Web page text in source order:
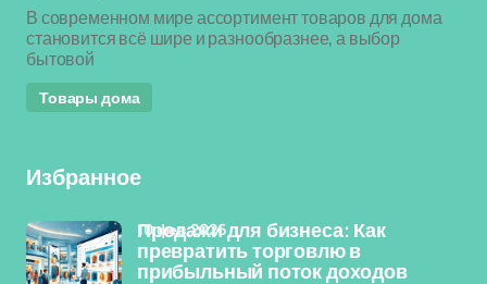
В современном мире ассортимент товаров для дома
становится всё шире и разнообразнее, а выбор
бытовой
Товары дома
Избранное
Продажи для бизнеса: Как
превратить торговлю в
прибыльный поток доходов
10 фев 2026